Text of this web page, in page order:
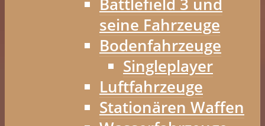
Battlefield 3 und
seine Fahrzeuge
Bodenfahrzeuge
Singleplayer
Luftfahrzeuge
Stationären Waffen